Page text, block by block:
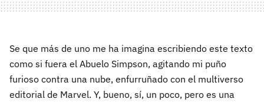
Se que más de uno me ha imagina escribiendo este texto
como si fuera el Abuelo Simpson, agitando mi puño
furioso contra una nube, enfurruñado con el multiverso
editorial de Marvel. Y, bueno, sí, un poco, pero es una